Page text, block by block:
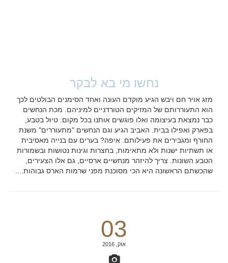
נחשו מי בא לבקר
מזג אויר חם ויבש הגיע מוקדם העונה ואחד הסימנים הבולטים לכך
הוא התעוררותם של המזיקים הטורדניים למיניהם. מכת הנחשים
כבר נמצאת בעיצומה ואלו פוגשים אותנו בכל מקום: טיול בטבע,
בפארק ואפילו בבית. האביב הגיע וגם הנחשים "מתעוררים" משנת
החורף ומגבירים את פעילותם. איפה? בערים עם בנייה מאסיבית
או תשתיות ישנות ולא מתאימות, בחצרות וגינות נטושות ובשמורות
הטבע השונות. צריך להיזהר מנחשיים ארסיים, גם אלו הצעירים,
שהכשתם הראשונה היא הכי מסוכנת מפני שרמות הארס גבוהות....
03
אוק, 2016